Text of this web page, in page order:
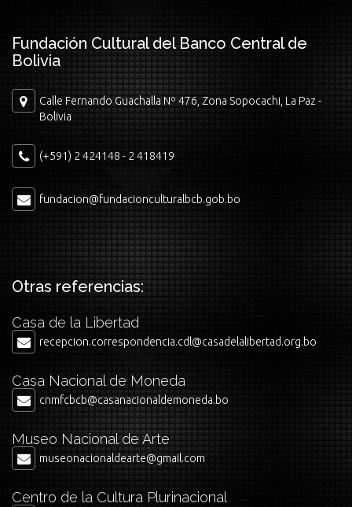
Fundación Cultural del Banco Central de
Bolivia
Calle Fernando Guachalla Nº 476, Zona Sopocachi, La Paz -
Bolivia
(+591) 2 424148 - 2 418419
fundacion@fundacionculturalbcb.gob.bo
Otras referencias:
Casa de la Libertad
recepcion.correspondencia.cdl@casadelalibertad.org.bo
Casa Nacional de Moneda
cnmfcbcb@casanacionaldemoneda.bo
Museo Nacional de Arte
museonacionaldearte@gmail.com
Centro de la Cultura Plurinacional